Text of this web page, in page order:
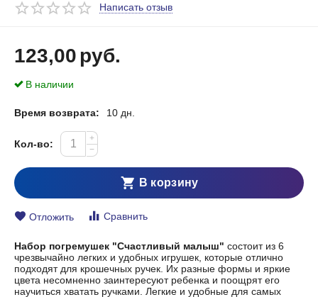
Написать отзыв
123,00руб.
В наличии
Время возврата: 10 дн.
Кол-во:
+
−
В корзину
Отложить Сравнить
Набор погремушек "Счастливый малыш" состоит из 6
чрезвычайно легких и удобных игрушек, которые отлично
подходят для крошечных ручек. Их разные формы и яркие
цвета несомненно заинтересуют ребенка и поощрят его
научиться хватать ручками. Легкие и удобные для самых